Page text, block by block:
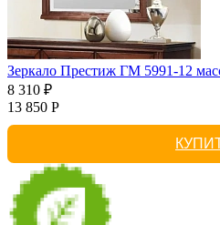
Зеркало Престиж ГМ 5991-12
8 310 ₽
13 850 Р